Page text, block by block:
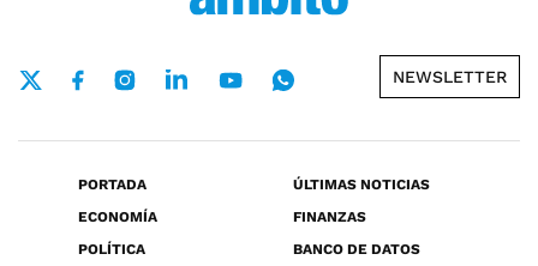
NEWSLETTER
PORTADA
ÚLTIMAS NOTICIAS
ECONOMÍA
FINANZAS
POLÍTICA
BANCO DE DATOS